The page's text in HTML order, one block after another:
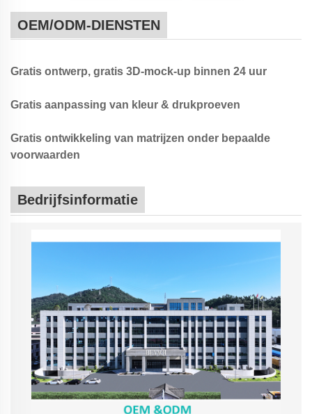
OEM/ODM-DIENSTEN
Gratis ontwerp, gratis 3D-mock-up binnen 24 uur
Gratis aanpassing van kleur & drukproeven
Gratis ontwikkeling van matrijzen onder bepaalde
voorwaarden
Bedrijfsinformatie